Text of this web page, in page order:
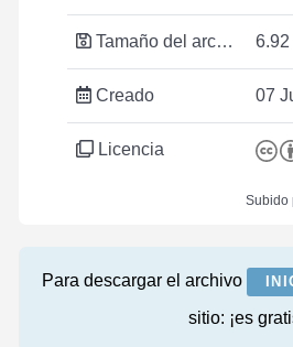
Tamaño del archivo 6.92
Creado 07
Licencia
Subido
Para descargar el archivo
sitio: ¡es